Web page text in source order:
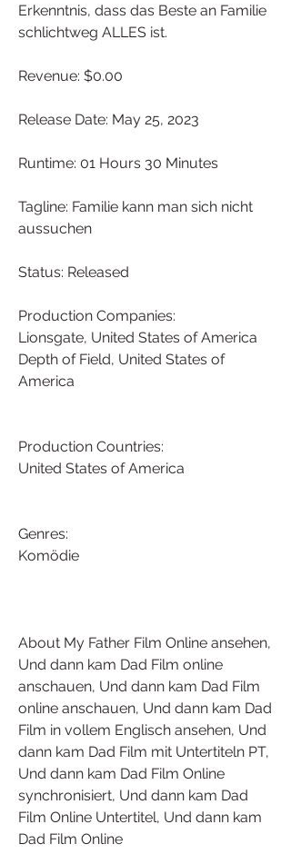
Erkenntnis, dass das Beste an Familie
schlichtweg ALLES ist.
Revenue: $0.00
Release Date: May 25, 2023
Runtime: 01 Hours 30 Minutes
Tagline: Familie kann man sich nicht
aussuchen
Status: Released
Production Companies:
Lionsgate, United States of America
Depth of Field, United States of
America
Production Countries:
United States of America
Genres:
Komödie
About My Father Film Online ansehen,
Und dann kam Dad Film online
anschauen, Und dann kam Dad Film
online anschauen, Und dann kam Dad
Film in vollem Englisch ansehen, Und
dann kam Dad Film mit Untertiteln PT,
Und dann kam Dad Film Online
synchronisiert, Und dann kam Dad
Film Online Untertitel, Und dann kam
Dad Film Online